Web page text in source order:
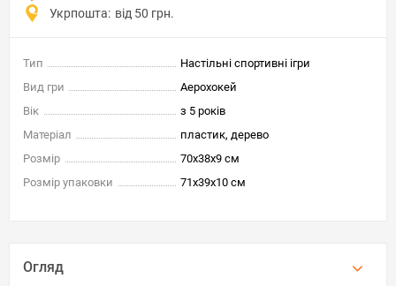
Укрпошта: від 50 грн.
Тип
Настільні спортивні ігри
Вид гри
Аерохокей
Вік
з 5 років
Матеріал
пластик, дерево
Розмір
70x38x9 см
Розмір упаковки
71х39х10 см
Огляд